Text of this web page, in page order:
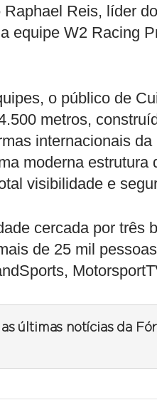
Reis, líder
equipe W2 Racing
o público de
metros,
internacionais
moderna
visibilidade e
cercada por três
de 25 mil
últimas notícias da